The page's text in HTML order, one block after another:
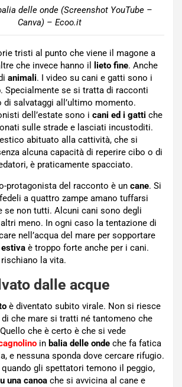
delle onde (Screenshot YouTube –
Canva) – Ecoo.it
tristi al punto che viene il magone a
che invece hanno il
lieto fine. Anche
animali. I video su cani e gatti sono i
Specialmente se si tratta di racconti
di salvataggi all’ultimo momento.
dell’estate sono i cani ed i gatti che
sulle strade e lasciati incustoditi.
abituato alla cattività, che si
alcuna capacità di reperire cibo o di
è praticamente spacciato.
protagonista del racconto è un cane. Si
a quattro zampe amano tuffarsi
se non tutti. Alcuni cani sono degli
meno. In ogni caso la tentazione di
nell’acqua del mare per sopportare
è troppo forte anche per i cani.
la vita.
dalle acque
è diventato subito virale. Non si riesce
di che mare si tratti né tantomeno che
che è certo è che si vede
in balia delle onde che fa fatica
e nessuna sponda dove cercare rifugio.
quando gli spettatori temono il peggio,
una canoa che si avvicina al cane e